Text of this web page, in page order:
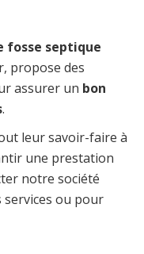
fosse septique
propose des
assurer un bon
.
leur savoir-faire à
une prestation
notre société
ou pour